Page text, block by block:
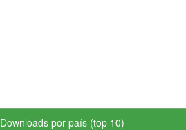
Downloads por país (top 10)